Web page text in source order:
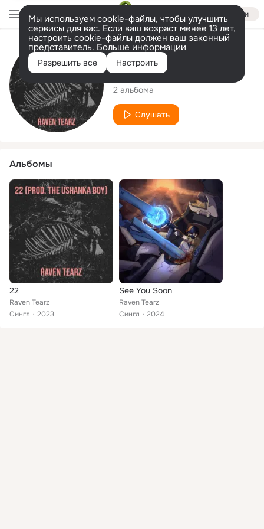
Войти
Мы используем cookie-файлы, чтобы улучшить
сервисы для вас. Если ваш возраст менее 13 лет,
настроить cookie-файлы должен ваш законный
представитель. Больше информации
Разрешить все Настроить
Исполнитель
Raven Tearz
2 альбома
Слушать
Альбомы
22
Raven Tearz
Сингл
2023
See You Soon
Raven Tearz
Сингл
2024